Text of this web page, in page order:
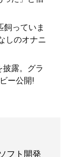
っていま
しのオナニ
露。グラ
ー公開!
フト開発